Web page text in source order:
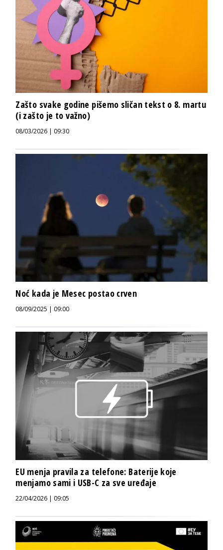
Zašto svake godine pišemo sličan tekst o 8. martu
(i zašto je to važno)
08/03/2026 | 09:30
Noć kada je Mesec postao crven
08/09/2025 | 09:00
EU menja pravila za telefone: Baterije koje
menjamo sami i USB-C za sve uređaje
22/04/2026 | 09:05